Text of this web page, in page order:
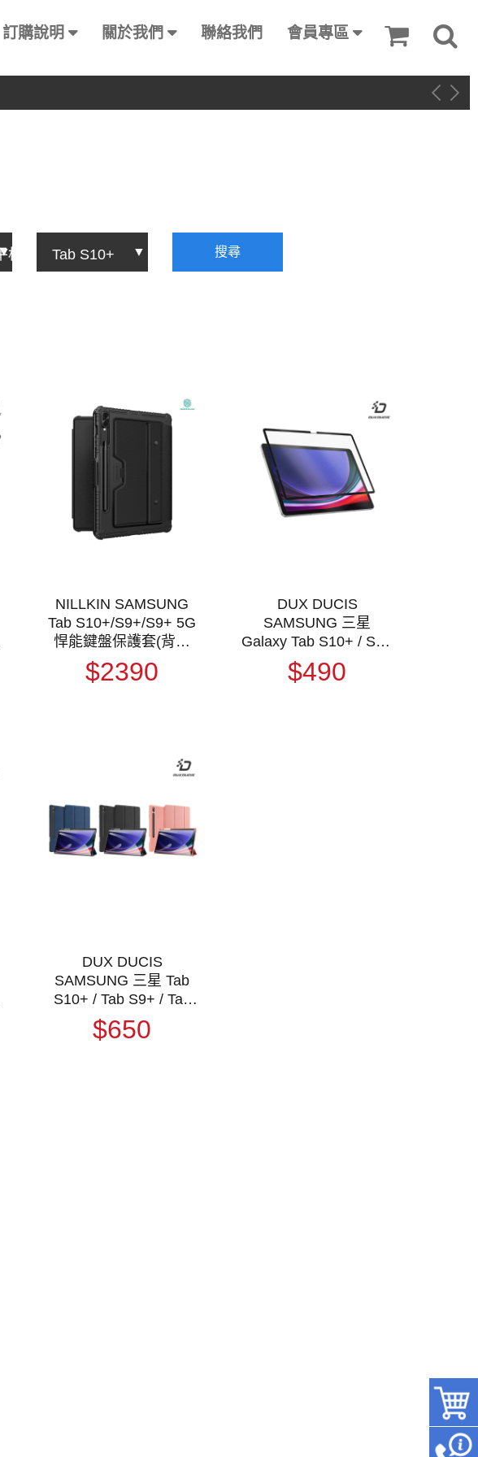
訂購說明 關於我們 聯絡我們 會員專區
搜尋
NILLKIN SAMSUNG
Tab S10+/S9+/S9+ 5G
悍能鍵盤保護套(背光
版)
$2390
DUX DUCIS
SAMSUNG 三星
Galaxy Tab S10+ / S9+
/ S9 FE+ / S8+ / S7 FE
/ S7+ 畫紙膜 類紙模 繪
$490
DUX DUCIS
SAMSUNG 三星 Tab
S10+ / Tab S9+ / Tab
S9 FE+ DOMO 筆槽防
摔皮套 平板皮套 保護
$650